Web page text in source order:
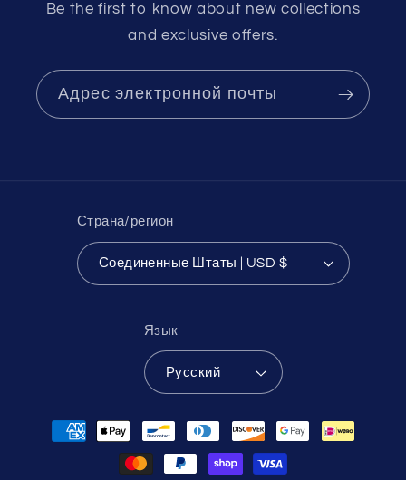
Be the first to know about new collections
and exclusive offers.
Адрес электронной почты
Страна/регион
Соединенные Штаты | USD $
Язык
Русский
Способы